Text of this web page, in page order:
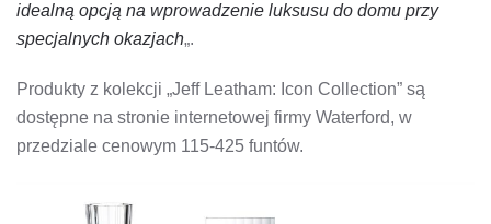
idealną opcją na wprowadzenie luksusu do domu przy
specjalnych okazjach„.
Produkty z kolekcji „Jeff Leatham: Icon Collection” są
dostępne na stronie internetowej firmy Waterford, w
przedziale cenowym 115-425 funtów.